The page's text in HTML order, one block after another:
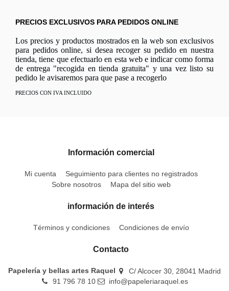
PRECIOS EXCLUSIVOS PARA PEDIDOS ONLINE
Los precios y productos mostrados en la web son exclusivos
para pedidos online, si desea recoger su pedido en nuestra
tienda, tiene que efectuarlo en esta web e indicar como forma
de entrega "recogida en tienda gratuita" y una vez listo su
pedido le avisaremos para que pase a recogerlo
PRECIOS CON IVA INCLUIDO
Información comercial
Mi cuenta
Seguimiento para clientes no registrados
Sobre nosotros
Mapa del sitio web
información de interés
Términos y condiciones Condiciones de envío
Contacto
Papelería y bellas artes Raquel
C/ Alcocer 30, 28041 Madrid
91 796 78 10
info@papeleriaraquel.es